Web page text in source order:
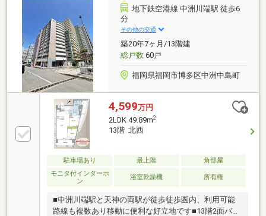
スタートからゴールまでお手伝いします
地下鉄空港線 中洲川端駅 徒歩6
分
その他の交通
築20年7ヶ月/13階建
総戸数60戸
福岡県福岡市博多区中洲中島町
4,599万円
2LDK 49.89m2
13階 北西
駐車場あり 最上階
角部屋
モニタ付インターホ
ン
浴室乾燥機 所有権
■中洲川端駅と天神の両駅が徒歩徒歩圏内、利用可能
路線も複数あり移動に便利な好立地です■13階2面バル